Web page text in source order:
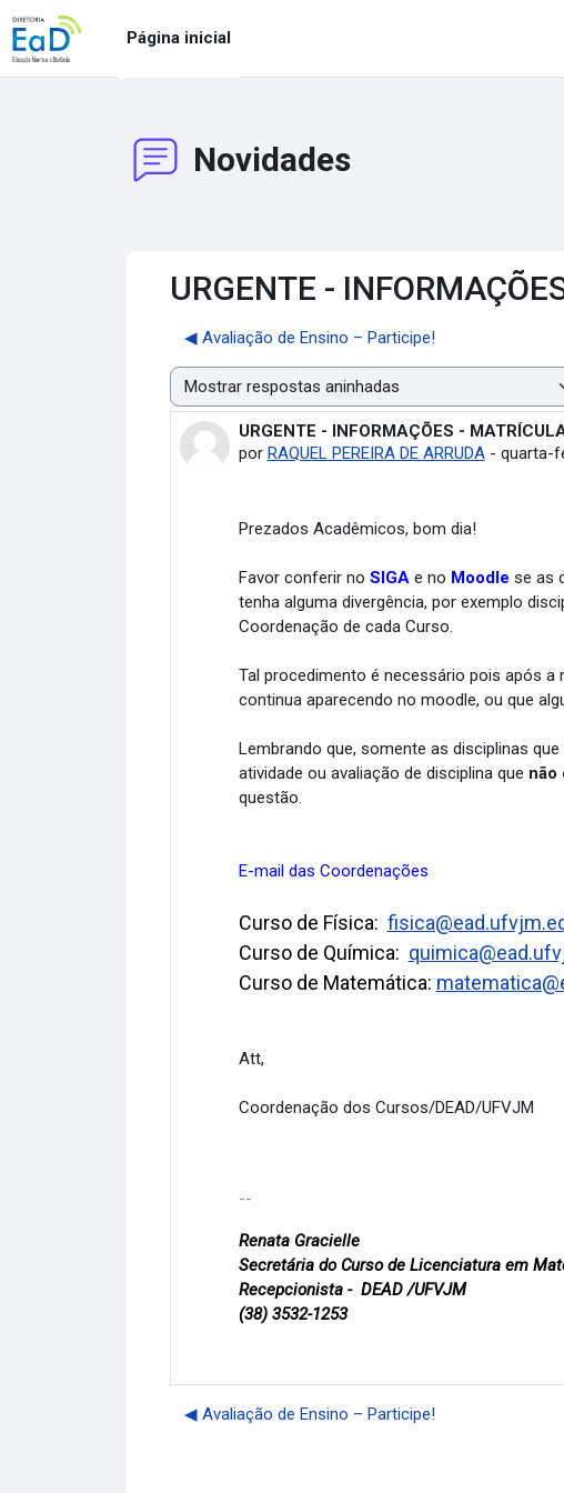
Ir para o conteúdo principal
Página inicial
Novidades
URGENTE -
◀︎ Avaliação de Ensino – Participe!
Modo de visualização
URGENTE - INFORMAÇÕES -
por RAQUEL PEREIRA DE ARRUDA- quarta-
Número de respostas: 0
Prezados Acadêmicos, bom dia!
Favor conferirno SIGA e no Moodle se as
tenha alguma divergência, por exemplo
Coordenação de cada Curso.
Tal procedimento é necessário pois após
continua aparecendo no moodle, ou que
Lembrando que, somente as disciplinas
atividade ou avaliação de disciplina que não
questão.
E-mail das Coordenações
Curso de Física:
Curso de Química:
Curso de Matemática:
Att,
Coordenação dos Cursos/DEAD/UFVJM
--
Renata Gracielle
Secretária do Curso de Licenciatura em
Recepcionista - DEAD /UFVJM
(38) 3532-1253
◀︎ Avaliação de Ensino – Participe!